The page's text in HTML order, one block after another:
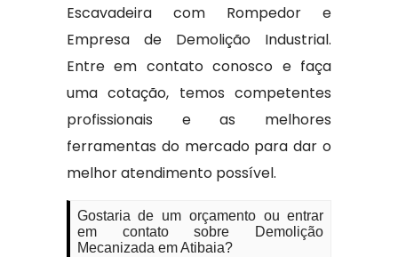
Escavadeira com Rompedor e
Empresa de Demolição Industrial.
Entre em contato conosco e faça
uma cotação, temos competentes
profissionais e as melhores
ferramentas do mercado para dar o
melhor atendimento possível.
Gostaria de um orçamento ou entrar
em contato sobre Demolição
Mecanizada em Atibaia?